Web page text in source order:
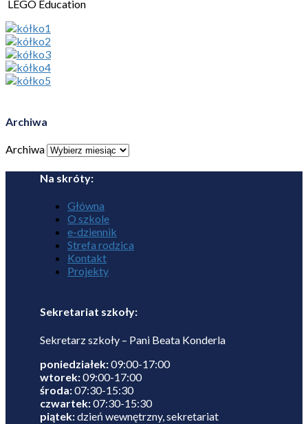
LEGO Education
Archiwa
Archiwa
Na skróty:
Główna
O szkole
e-dziennik
Strefa rodzica
Kontakt
Projekty
Sekretariat szkoły:
Sekretarz szkoły – Pani Beata Konderla
poniedziałek:09:00-17:00
wtorek:09:00-17:00
środa:07:30-15:30
czwartek:07:30-15:30
piątek:dzień wewnętrzny, sekretariat